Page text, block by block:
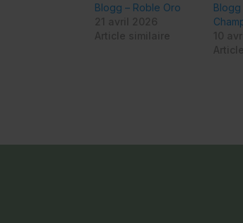
Blogg – Roble Oro
Blogg